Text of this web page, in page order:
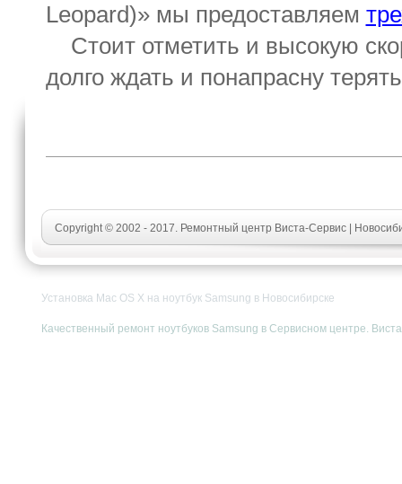
Leopard)» мы предоставляем
Стоит отметить и высокую
долго ждать и понапрасну
Copyright © 2002 - 2017. Ремонтный центр Виста-Сервис |
Установка Mac OS Х на ноутбук Samsung в Новосибирске
Качественный ремонт ноутбуков Samsung в Сервисном центре.